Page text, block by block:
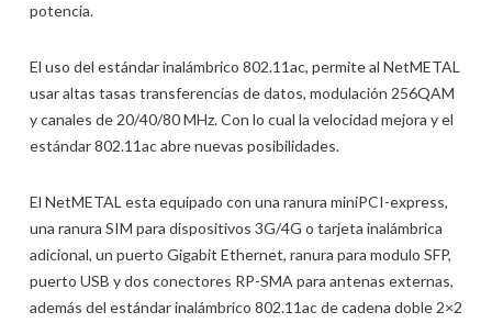
potencia.
El uso del estándar inalámbrico 802.11ac, permite al NetMETAL
usar altas tasas transferencias de datos, modulación 256QAM
y canales de 20/40/80 MHz. Con lo cual la velocidad mejora y el
estándar 802.11ac abre nuevas posibilidades.
El NetMETAL esta equipado con una ranura miniPCI-express,
una ranura SIM para dispositivos 3G/4G o tarjeta inalámbrica
adicional, un puerto Gigabit Ethernet, ranura para modulo SFP,
puerto USB y dos conectores RP-SMA para antenas externas,
además del estándar inalámbrico 802.11ac de cadena doble 2×2